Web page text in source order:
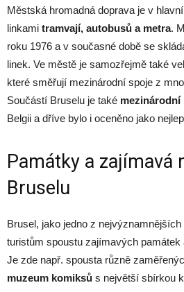
Městská hromadná doprava je v
linkami tramvají, autobusů a metra.
roku 1976 a v současné době se
linek. Ve městě je samozřejmě také
které směřují mezinárodní spoje z
Součástí Bruselu je také mezinárodní
Belgii a dříve bylo i oceněno jako
Památky a zajímavá
Bruselu
Brusel, jako jedno z
turistům spoustu zajímavých
Je zde např. spousta různě
muzeum komiksů s největší sbírkou